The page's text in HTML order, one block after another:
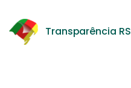
Transparência RS